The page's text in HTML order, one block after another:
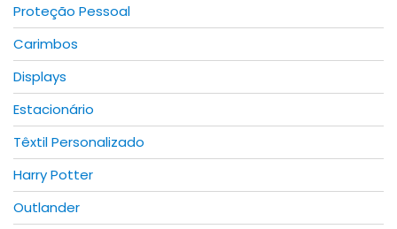
Proteção Pessoal
Carimbos
Displays
Estacionário
Têxtil Personalizado
Harry Potter
Outlander